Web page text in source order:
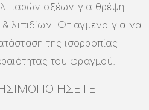
οξέων για θρέψη.
λιπιδίων: Φτιαγμένο για να
της ισορροπίας
του φραγμού.